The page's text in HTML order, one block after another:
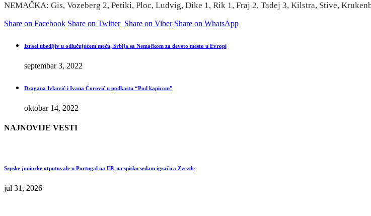
NEMAČKA: Gis, Vozeberg 2, Petiki, Ploc, Ludvig, Dike 1, Rik 1, Fraj 2, Tadej 3, Kilstra, Stive,
Share on Facebook Share on Twitter Share on Viber Share on WhatsApp
Izrael ubedljiv u odlučujućem meču, Srbija sa Nemačkom za deveto mesto u Evropi
septembar 3, 2022
Dragana Ivković i Ivana Ćorović u podkastu “Pod kapicom”
oktobar 14, 2022
NAJNOVIJE VESTI
Srpske juniorke otputovale u Portugal na EP, na spisku sedam igračica Zvezde
jul 31, 2026